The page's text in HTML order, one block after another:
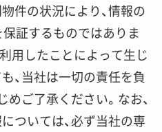
件の状況により、情報の
保証するものではありま
用したことによって生じ
、当社は一切の責任を負
めご了承ください。なお、
ついては、必ず当社の専